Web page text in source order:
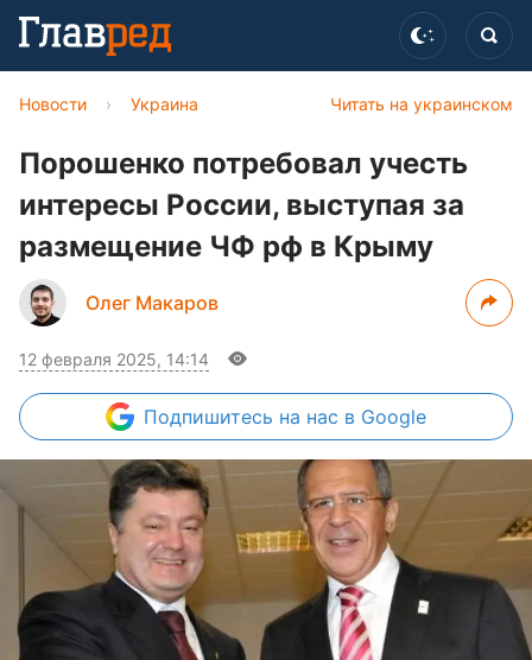
Читать на украинском
Новости › Украина
Порошенко потребовал учесть
интересы России, выступая за
размещение ЧФ рф в Крыму
Олег Макаров
12 февраля 2025, 14:14
Подпишитесь на нас в Google